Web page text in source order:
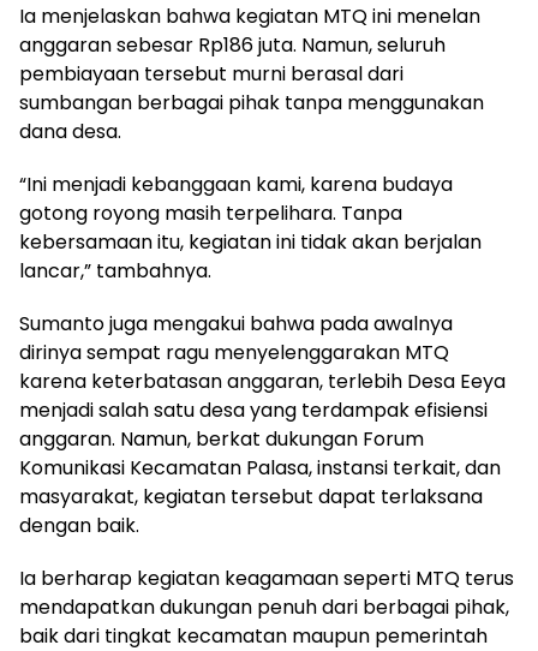
Ia menjelaskan bahwa kegiatan MTQ ini menelan
anggaran sebesar Rp186 juta. Namun, seluruh
pembiayaan tersebut murni berasal dari
sumbangan berbagai pihak tanpa menggunakan
dana desa.
“Ini menjadi kebanggaan kami, karena budaya
gotong royong masih terpelihara. Tanpa
kebersamaan itu, kegiatan ini tidak akan berjalan
lancar,” tambahnya.
Sumanto juga mengakui bahwa pada awalnya
dirinya sempat ragu menyelenggarakan MTQ
karena keterbatasan anggaran, terlebih Desa Eeya
menjadi salah satu desa yang terdampak efisiensi
anggaran. Namun, berkat dukungan Forum
Komunikasi Kecamatan Palasa, instansi terkait, dan
masyarakat, kegiatan tersebut dapat terlaksana
dengan baik.
Ia berharap kegiatan keagamaan seperti MTQ terus
mendapatkan dukungan penuh dari berbagai pihak,
baik dari tingkat kecamatan maupun pemerintah